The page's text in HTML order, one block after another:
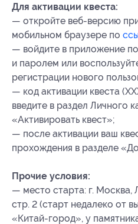
Для активации квеста:
— откройте веб-версию
мобильном браузере по
— войдите в приложение
и паролем или
регистрации нового
— код активации квеста
введите в раздел Личного
«Активировать квест»;
— после активации ваш
прохождения в разделе
Прочие условия:
— место старта: г. Москва,
стр. 2 (старт недалеко от
«Китай-город», у